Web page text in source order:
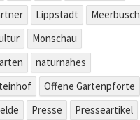
Lippstadt
Meerbusch
Monschau
naturnahes
Offene Gartenpforte
Presse
Presseartikel